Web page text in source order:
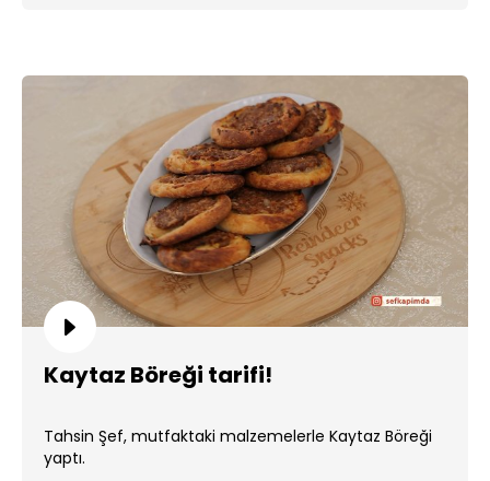
Kaytaz Böreği tarifi!
Tahsin Şef, mutfaktaki malzemelerle Kaytaz Böreği
yaptı.